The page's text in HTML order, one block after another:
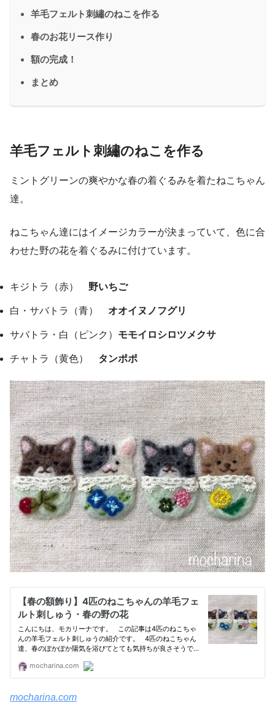
羊毛フェルト刺繡のねこを作る
春のお花リース作り
額の完成！
まとめ
羊毛フェルト刺繡のねこを作る
ミントグリーンの爽やかな春の着ぐるみを着たねこちゃん
達。
ねこちゃん達にはイメージカラーが決まっていて、色に合
わせた野の花を着ぐるみに付けています。
キジトラ（赤） 野いちご
白・サバトラ（青） オオイヌノフグリ
サバトラ・白（ピンク） モモイロシロツメクサ
チャトラ（黄色） タンポポ
mocharina.com